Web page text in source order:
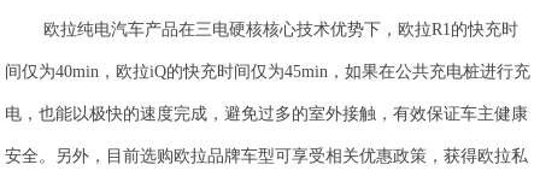
欧拉纯电汽车产品在三电硬核核心技术优势下，欧拉R1的快充时
间仅为40min，欧拉iQ的快充时间仅为45min，如果在公共充电桩进行充
电，也能以极快的速度完成，避免过多的室外接触，有效保证车主健康
安全。 另外， 目前选购欧拉品牌车型可享受相关优惠政策，获得欧拉私